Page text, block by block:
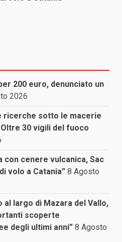
200 euro, denunciato un
2026
ricerche sotto le macerie
30 vigili del fuoco
con cenere vulcanica, Sac
volo a Catania” 8 Agosto
largo di Mazara del Vallo,
scoperte
degli ultimi anni” 8 Agosto